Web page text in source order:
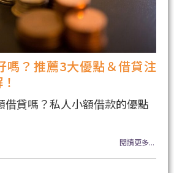
嗎？推薦3大優點＆借貸注
借貸嗎？私人小額借款的優點
閱讀更多...